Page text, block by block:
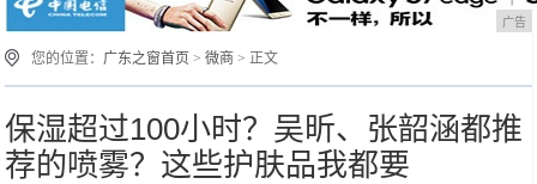
广告
您的位置： 广东之窗首页 >微商 > 正文
保湿超过100小时？吴昕、张韶涵都推
荐的喷雾？这些护肤品我都要